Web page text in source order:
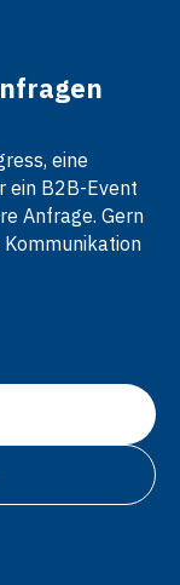
eine
ein B2B-Event
Anfrage. Gern